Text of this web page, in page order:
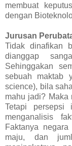
membuat
dengan
Jurusan
Tidak dinafikan
dianggap
Sehinggakan
sebuah maktab
science), bila
mahu jadi? Maka
Tetapi
menganalisis
Faktanya
maju, dan